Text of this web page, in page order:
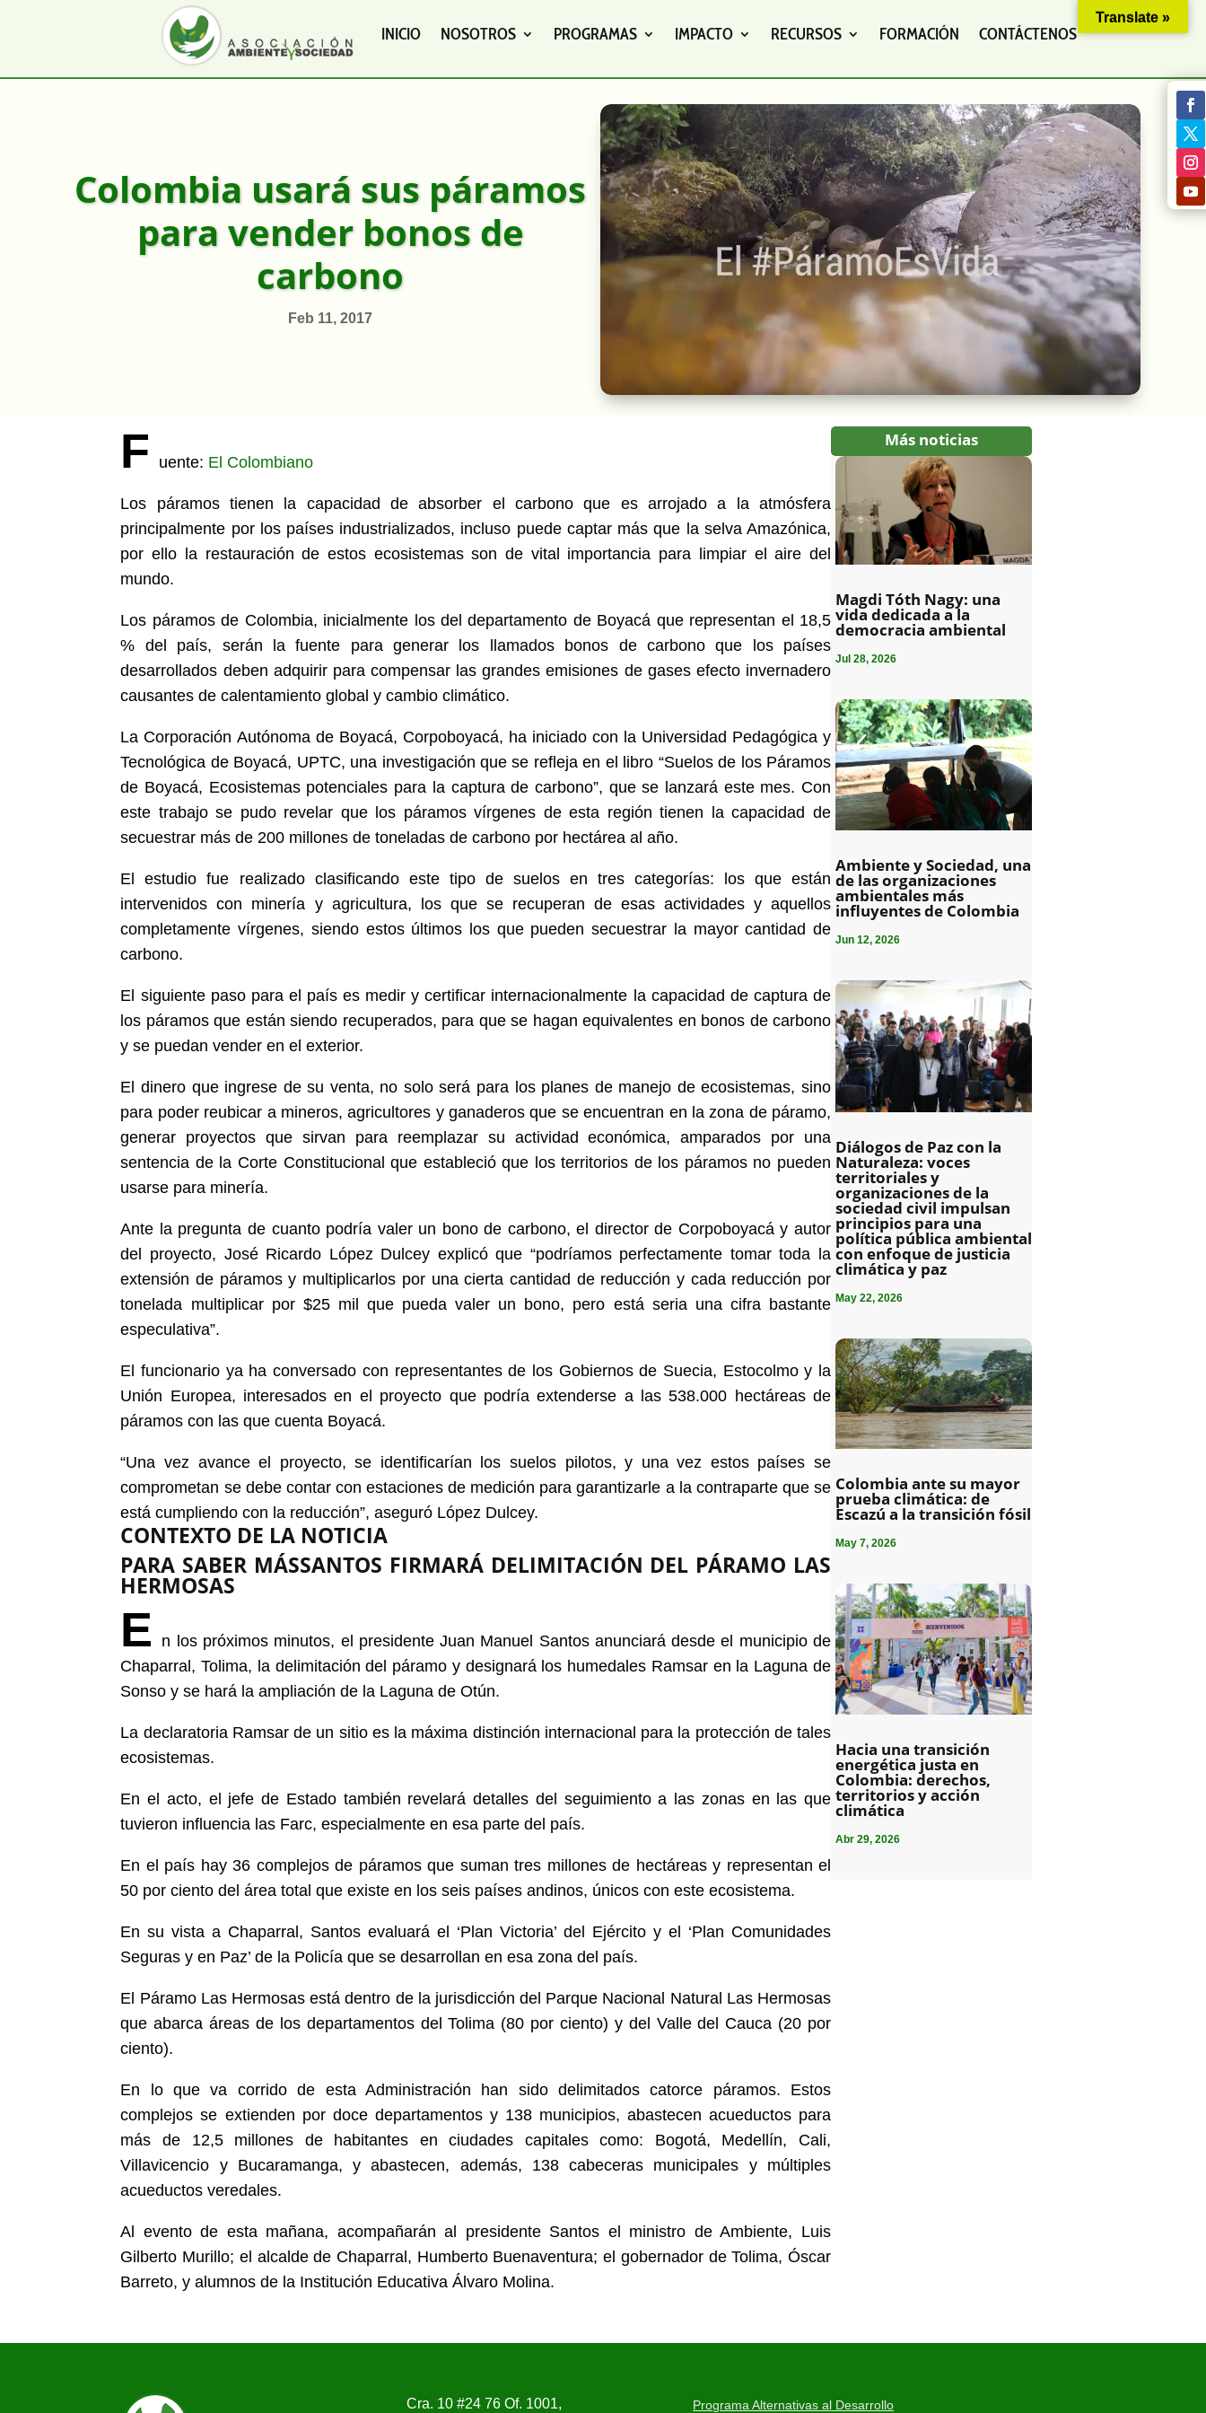
INICIO NOSOTROS PROGRAMAS IMPACTO RECURSOS FORMACIÓN CONTÁCTENOS
Colombia usará sus páramos
para vender bonos de
carbono
Feb 11, 2017
F uente: El Colombiano
Los páramos tienen la capacidad de absorber el carbono que es arrojado a la atmósfera
principalmente por los países industrializados, incluso puede captar más que la selva Amazónica,
por ello la restauración de estos ecosistemas son de vital importancia para limpiar el aire del
mundo.
Los páramos de Colombia, inicialmente los del departamento de Boyacá que representan el 18,5
% del país, serán la fuente para generar los llamados bonos de carbono que los países
desarrollados deben adquirir para compensar las grandes emisiones de gases efecto invernadero
causantes de calentamiento global y cambio climático.
La Corporación Autónoma de Boyacá, Corpoboyacá, ha iniciado con la Universidad Pedagógica y
Tecnológica de Boyacá, UPTC, una investigación que se refleja en el libro “Suelos de los Páramos
de Boyacá, Ecosistemas potenciales para la captura de carbono”, que se lanzará este mes. Con
este trabajo se pudo revelar que los páramos vírgenes de esta región tienen la capacidad de
secuestrar más de 200 millones de toneladas de carbono por hectárea al año.
El estudio fue realizado clasificando este tipo de suelos en tres categorías: los que están
intervenidos con minería y agricultura, los que se recuperan de esas actividades y aquellos
completamente vírgenes, siendo estos últimos los que pueden secuestrar la mayor cantidad de
carbono.
El siguiente paso para el país es medir y certificar internacionalmente la capacidad de captura de
los páramos que están siendo recuperados, para que se hagan equivalentes en bonos de carbono
y se puedan vender en el exterior.
El dinero que ingrese de su venta, no solo será para los planes de manejo de ecosistemas, sino
para poder reubicar a mineros, agricultores y ganaderos que se encuentran en la zona de páramo,
generar proyectos que sirvan para reemplazar su actividad económica, amparados por una
sentencia de la Corte Constitucional que estableció que los territorios de los páramos no pueden
usarse para minería.
Ante la pregunta de cuanto podría valer un bono de carbono, el director de Corpoboyacá y autor
del proyecto, José Ricardo López Dulcey explicó que “podríamos perfectamente tomar toda la
extensión de páramos y multiplicarlos por una cierta cantidad de reducción y cada reducción por
tonelada multiplicar por $25 mil que pueda valer un bono, pero está seria una cifra bastante
especulativa”.
El funcionario ya ha conversado con representantes de los Gobiernos de Suecia, Estocolmo y la
Unión Europea, interesados en el proyecto que podría extenderse a las 538.000 hectáreas de
páramos con las que cuenta Boyacá.
“Una vez avance el proyecto, se identificarían los suelos pilotos, y una vez estos países se
comprometan se debe contar con estaciones de medición para garantizarle a la contraparte que se
está cumpliendo con la reducción”, aseguró López Dulcey.
CONTEXTO DE LA NOTICIA
PARA SABER MÁSSANTOS FIRMARÁ DELIMITACIÓN DEL PÁRAMO LAS
HERMOSAS
E
n los próximos minutos, el presidente Juan Manuel Santos anunciará desde el municipio de
Chaparral, Tolima, la delimitación del páramo y designará los humedales Ramsar en la Laguna de
Sonso y se hará la ampliación de la Laguna de Otún.
La declaratoria Ramsar de un sitio es la máxima distinción internacional para la protección de tales
ecosistemas.
En el acto, el jefe de Estado también revelará detalles del seguimiento a las zonas en las que
tuvieron influencia las Farc, especialmente en esa parte del país.
En el país hay 36 complejos de páramos que suman tres millones de hectáreas y representan el
50 por ciento del área total que existe en los seis países andinos, únicos con este ecosistema.
En su vista a Chaparral, Santos evaluará el ‘Plan Victoria’ del Ejército y el ‘Plan Comunidades
Seguras y en Paz’ de la Policía que se desarrollan en esa zona del país.
El Páramo Las Hermosas está dentro de la jurisdicción del Parque Nacional Natural Las Hermosas
que abarca áreas de los departamentos del Tolima (80 por ciento) y del Valle del Cauca (20 por
ciento).
En lo que va corrido de esta Administración han sido delimitados catorce páramos. Estos
complejos se extienden por doce departamentos y 138 municipios, abastecen acueductos para
más de 12,5 millones de habitantes en ciudades capitales como: Bogotá, Medellín, Cali,
Villavicencio y Bucaramanga, y abastecen, además, 138 cabeceras municipales y múltiples
acueductos veredales.
Al evento de esta mañana, acompañarán al presidente Santos el ministro de Ambiente, Luis
Gilberto Murillo; el alcalde de Chaparral, Humberto Buenaventura; el gobernador de Tolima, Óscar
Barreto, y alumnos de la Institución Educativa Álvaro Molina.
Más noticias
Magdi Tóth Nagy: una
vida dedicada a la
democracia ambiental
Jul 28, 2026
Ambiente y Sociedad, una
de las organizaciones
ambientales más
influyentes de Colombia
Jun 12, 2026
Diálogos de Paz con la
Naturaleza: voces
territoriales y
organizaciones de la
sociedad civil impulsan
principios para una
política pública ambiental
con enfoque de justicia
climática y paz
May 22, 2026
Colombia ante su mayor
prueba climática: de
Escazú a la transición fósil
May 7, 2026
Hacia una transición
energética justa en
Colombia: derechos,
territorios y acción
climática
Abr 29, 2026
Cra. 10 #24 76 Of. 1001, Programa Alternativas al Desarrollo
Translate »